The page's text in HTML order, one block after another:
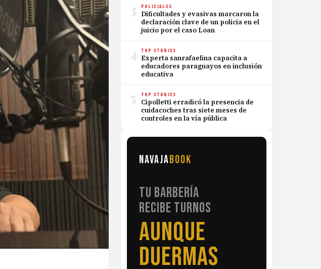
3 POLICIALES
Dificultades y evasivas marcaron la
declaración clave de un policía en el
juicio por el caso Loan
4 TOP STORIES
Experta sanrafaelina capacita a
educadores paraguayos en inclusión
educativa
5 TOP STORIES
Cipolletti erradicó la presencia de
cuidacoches tras siete meses de
controles en la vía pública
NAVAJABOOK
RECIBE
TURNOS
SIN
LLAMADAS